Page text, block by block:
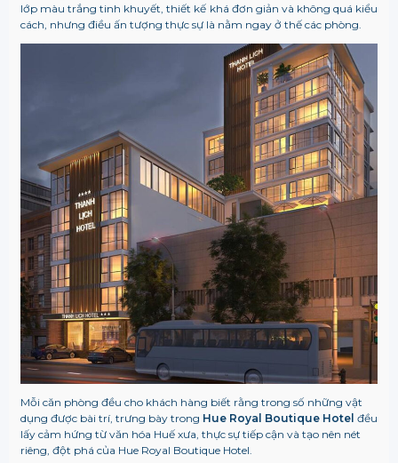
lớp màu trắng tinh khuyết, thiết kế khá đơn giản và không quá kiểu
cách, nhưng điều ấn tượng thực sự là nằm ngay ở thế các phòng.
Mỗi căn phòng đều cho khách hàng biết rằng trong số những vật
dụng được bài trí, trưng bày trong Hue Royal Boutique Hotel đều
lấy cảm hứng từ văn hóa Huế xưa, thực sự tiếp cận và tạo nên nét
riêng, đột phá của Hue Royal Boutique Hotel.